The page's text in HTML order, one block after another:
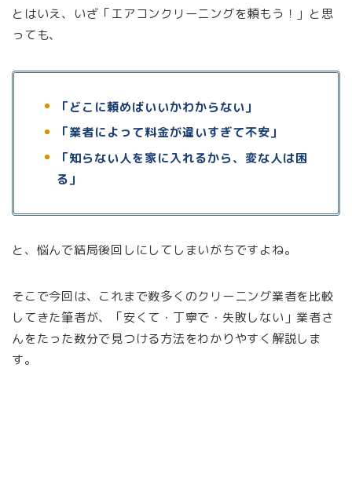
とはいえ、いざ「エアコンクリーニングを頼もう！」と思
っても、
「どこに頼めばいいかわからない」
「業者によって料金が違いすぎて不安」
「知らない人を家に入れるから、変な人は困
る」
と、悩んで結局後回しにしてしまいがちですよね。
そこで今回は、これまで数多くのクリーニング業者を比較
してきた筆者が、「安くて・丁寧で・失敗しない」業者さ
んをたった数分で見つける方法をわかりやすく解説しま
す。